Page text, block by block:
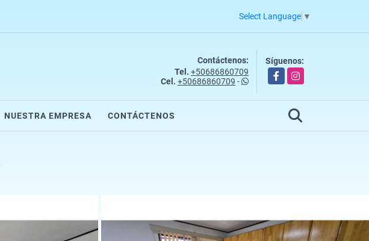
Select Language ▼
Contáctenos:
Tel. +50686860709
Cel. +50686860709 -
Síguenos:
FacebookInstagram
NUESTRA EMPRESA CONTÁCTENOS